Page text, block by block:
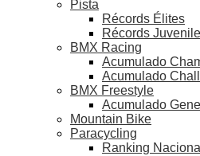
Pista
Récords Élites
Récords
BMX Racing
Acumulado
Acumulado
BMX Freestyle
Acumulado
Mountain Bike
Paracycling
Ranking